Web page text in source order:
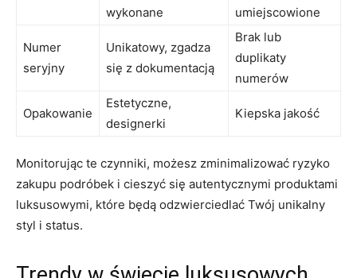
wykonane
umiejscowione
Numer
seryjny
Unikatowy, zgadza
się z dokumentacją
Brak lub
⁤duplikaty
numerów
Opakowanie
Estetyczne,
designerki
Kiepska jakość
Monitorując te czynniki, możesz zminimalizować ryzyko
zakupu podróbek i cieszyć się autentycznymi produktami
luksusowymi, które będą odzwierciedlać Twój unikalny
styl i status.